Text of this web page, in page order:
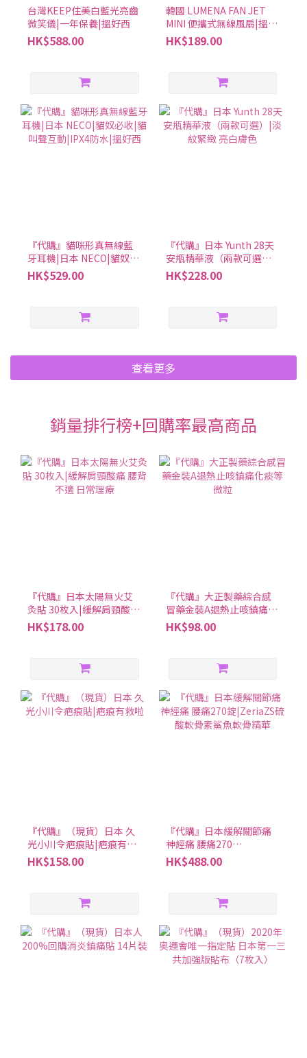
台灣KEEP住美白藍光亮齒
微笑儀|一年保養|搵好西
HK$588.00
韓國 LUMENA FAN JET
MINI 便攜式無線風扇|搵好
西
HK$189.00
『代購』貓咪形真無線藍
牙耳機|日本 NECO|貓奴必
收|貓叫聲互動|IPX4防水|
搵好西
HK$529.00
『代購』日本 Yunth 28天
安瓶精華液（兩款可選）|
淡紋緊緻 亮白膚色
HK$228.00
查看更多
銷量排行榜+回購率最高商品
『代購』日本太陽無火艾
灸貼 30枚入|緩解肩頸酸痛
腰背不適 日常理療
HK$178.00
『代購』大正製藥綜合感
冒藥金裝A退熱止咳鎮痛化
痰等微粒
HK$98.00
『代購』（現貨）日本 久
光小川令疤痕貼|疤痕有救
啦
HK$158.00
『代購』日本緩解關節痛
神經痛 腰痛270
錠|ZeriaZS硫酸軟骨素鯊
魚軟骨精華
HK$488.00